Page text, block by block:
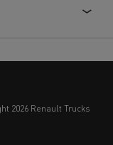
2026 Renault Trucks